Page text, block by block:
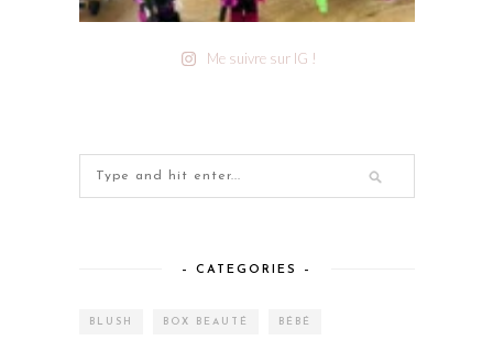
Me suivre sur IG !
– CATEGORIES –
BLUSH BOX BEAUTÉ BÉBÉ